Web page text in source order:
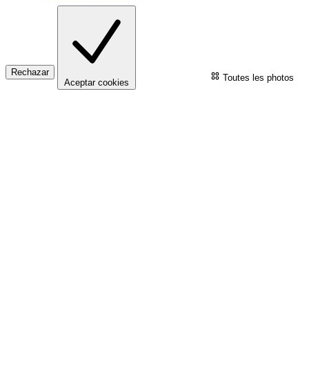
Toutes les photos
Rechazar
Aceptar cookies